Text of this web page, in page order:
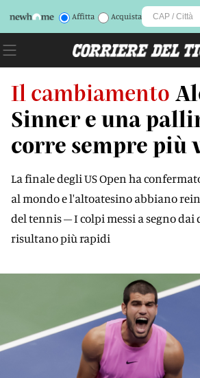
Affitta Acquista
Il cambiamento
Sinner e una
corre sempre più
La finale degli US Open ha
al mondo e l'altoatesino abbiano
del tennis – I colpi messi a segno dai
risultano più rapidi